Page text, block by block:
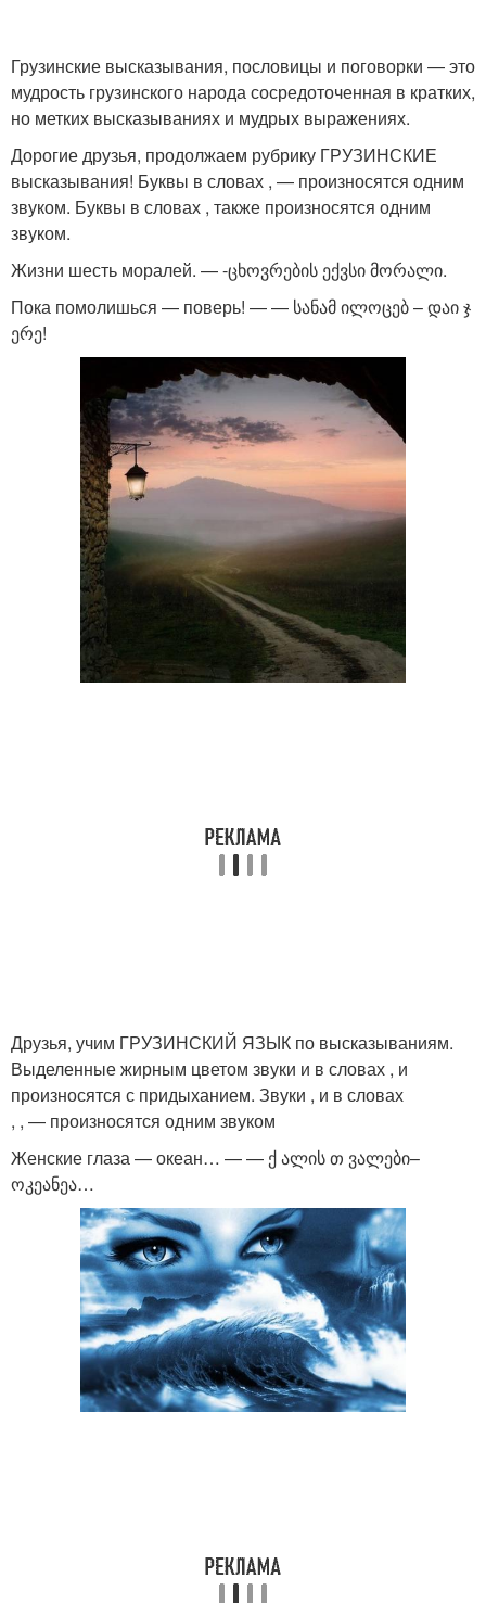
Грузинские высказывания, пословицы и поговорки — это
мудрость грузинского народа сосредоточенная в кратких,
но метких высказываниях и мудрых выражениях.
Дорогие друзья, продолжаем рубрику ГРУЗИНСКИЕ
высказывания! Буквы в словах , — произносятся одним
звуком. Буквы в словах , также произносятся одним
звуком.
Жизни шесть моралей. — -ცხოვრების ექვსი მორალი.
Пока помолишься — поверь! — — სანამ ილოცებ – დაი ჯ
ერე!
Друзья, учим ГРУЗИНСКИЙ ЯЗЫК по высказываниям.
Выделенные жирным цветом звуки и в словах , и
произносятся с придыханием. Звуки , и в словах
, , — произносятся одним звуком
Женские глаза — океан… — — ქ ალის თ ვალები–
ოკეანეა…